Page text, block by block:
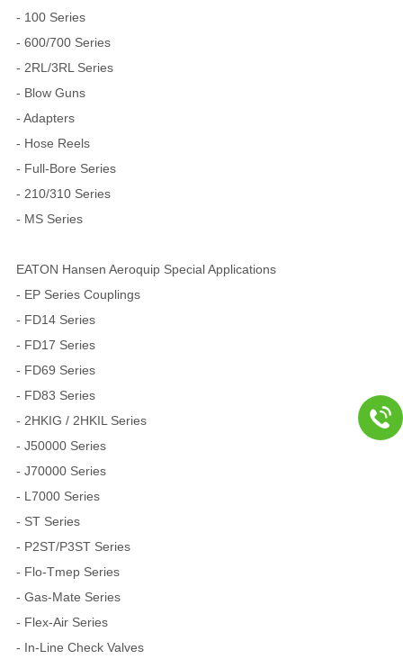
- 100 Series
- 600/700 Series
- 2RL/3RL Series
- Blow Guns
- Adapters
- Hose Reels
- Full-Bore Series
- 210/310 Series
- MS Series
EATON Hansen Aeroquip Special Applications
- EP Series Couplings
- FD14 Series
- FD17 Series
- FD69 Series
- FD83 Series
- 2HKIG / 2HKIL Series
- J50000 Series
- J70000 Series
- L7000 Series
- ST Series
- P2ST/P3ST Series
- Flo-Tmep Series
- Gas-Mate Series
- Flex-Air Series
- In-Line Check Valves